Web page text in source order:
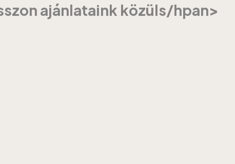
ajánlataink közüls/hpan>